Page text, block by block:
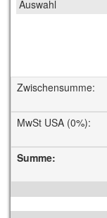
Zwischensumme:
MwSt USA (0%):
Summe: